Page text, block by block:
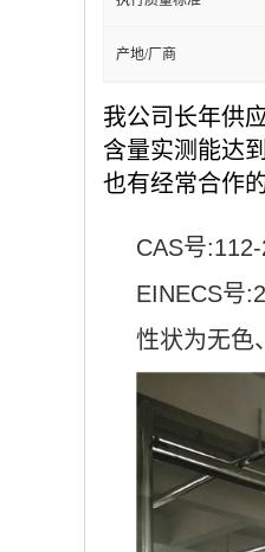
产地/厂商
我公司长年供
含量实测能达
也有经常合作
CAS号
EINECS号
性状为无色